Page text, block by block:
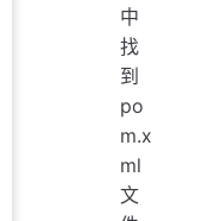
中
找
到
po
m.x
ml
文